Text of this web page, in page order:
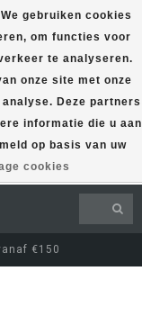
€150
gebruiken cookies
om functies voor
te analyseren.
onze site met onze
Deze partners
informatie die u aan
op basis van uw
cookies